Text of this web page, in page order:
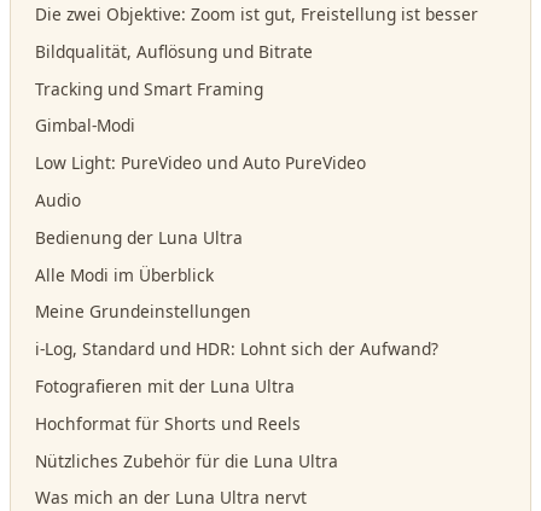
Die zwei Objektive: Zoom ist gut, Freistellung ist besser
Bildqualität, Auflösung und Bitrate
Tracking und Smart Framing
Gimbal-Modi
Low Light: PureVideo und Auto PureVideo
Audio
Bedienung der Luna Ultra
Alle Modi im Überblick
Meine Grundeinstellungen
i-Log, Standard und HDR: Lohnt sich der Aufwand?
Fotografieren mit der Luna Ultra
Hochformat für Shorts und Reels
Nützliches Zubehör für die Luna Ultra
Was mich an der Luna Ultra nervt